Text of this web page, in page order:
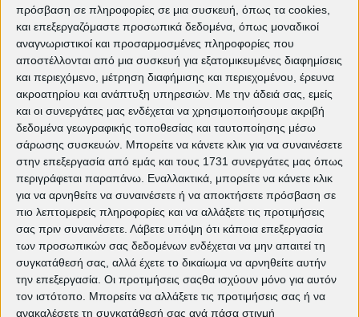
πρόσβαση σε πληροφορίες σε μια συσκευή, όπως τα cookies,
και επεξεργαζόμαστε προσωπικά δεδομένα, όπως μοναδικοί
αναγνωριστικοί και προσαρμοσμένες πληροφορίες που
αποστέλλονται από μια συσκευή για εξατομικευμένες διαφημίσεις
και περιεχόμενο, μέτρηση διαφήμισης και περιεχομένου, έρευνα
ακροατηρίου και ανάπτυξη υπηρεσιών. Με την άδειά σας, εμείς
και οι συνεργάτες μας ενδέχεται να χρησιμοποιήσουμε ακριβή
δεδομένα γεωγραφικής τοποθεσίας και ταυτοποίησης μέσω
σάρωσης συσκευών. Μπορείτε να κάνετε κλικ για να συναινέσετε
στην επεξεργασία από εμάς και τους 1731 συνεργάτες μας όπως
περιγράφεται παραπάνω. Εναλλακτικά, μπορείτε να κάνετε κλικ
για να αρνηθείτε να συναινέσετε ή να αποκτήσετε πρόσβαση σε
πιο λεπτομερείς πληροφορίες και να αλλάξετε τις προτιμήσεις
σας πριν συναινέσετε. Λάβετε υπόψη ότι κάποια επεξεργασία
των προσωπικών σας δεδομένων ενδέχεται να μην απαιτεί τη
συγκατάθεσή σας, αλλά έχετε το δικαίωμα να αρνηθείτε αυτήν
την επεξεργασία. Οι προτιμήσεις σαςθα ισχύουν μόνο για αυτόν
τον ιστότοπο. Μπορείτε να αλλάξετε τις προτιμήσεις σας ή να
ανακαλέσετε τη συγκατάθεσή σας ανά πάσα στιγμή
Δείτε ακόμη:
Τρέχον πρόγραμμα προβολών
The Bride!: Τα τέρατα δεν είναι αυτά